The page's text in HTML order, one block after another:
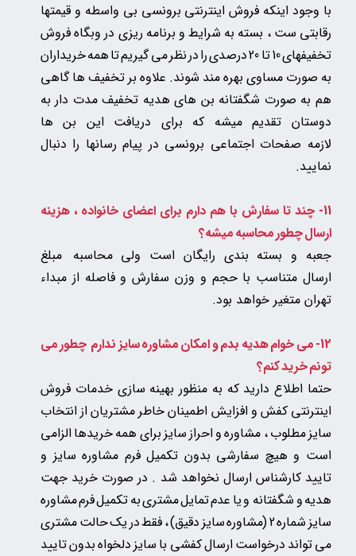
با وجود اینکه فروش اینترنتی برونسی بی واسطه و قیمتها
رقابتی ست ، بسته به شرایط و برنامه ریزی در وبگاه فروش
تخفیفهای 10 تا 20 درصدی را در نظر می گیریم تا همه خریداران
به صورت مساوی بهره مند شوند. علاوه بر تخفیف ها گاهی
هم به صورت شگفتانه بن های هدیه تخفیف مدت دار به
دوستان تقدیم میشه که برای دریافت این بن ها
لازمه صفحات اجتماعی برونسی در پیام رسانها را دنبال
نمایید.
11- چند تا سفارش با هم دارم برای اعضای خانواده ، هزینه
ارسال چطور محاسبه میشه؟
جعبه و بسته بندی رایگان است ولیمحاسبه مبلغ
ارسال متناسب با حجم و وزن سفارش و فاصله از مبداء
تهران متغیر خواهد بود.
12- می خوام هدیه بدم و امکان مشاوره سایز ندارم چطور می
تونم خرید کنم؟
حتما اطلاع دارید که به منظور بهینه سازی خدمات فروش
اینترنتی کفش و افزایش اطمینان خاطر مشتریان از انتخاب
سایز مطلوب ، مشاوره و احراز سایز برای همه خریدها الزامی
است و هیچ سفارشی بدون تکمیل فرم مشاوره سایز و
تایید کارشناس ارسال نخواهد شد . در صورت خرید جهت
هدیه و شگفتانه و یا عدم تمایل مشتری به تکمیل فرم مشاوره
سایز شماره 2 (مشاوره سایز دقیق) ، فقط در یک حالت مشتری
می تواند درخواست ارسال کفشی با سایز دلخواه بدون تایید